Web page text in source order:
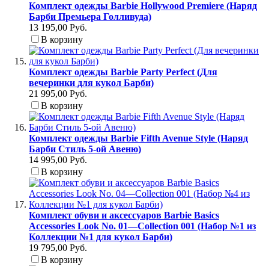
Комплект одежды Barbie Hollywood Premiere (Наряд
Барби Премьера Голливуда)
13 195,00 Руб.
В корзину
Комплект одежды Barbie Party Perfect (Для
вечеринки для кукол Барби)
21 995,00 Руб.
В корзину
Комплект одежды Barbie Fifth Avenue Style (Наряд
Барби Стиль 5-ой Авеню)
14 995,00 Руб.
В корзину
Комплект обуви и аксессуаров Barbie Basics
Accessories Look No. 01—Collection 001 (Набор №1 из
Коллекции №1 для кукол Барби)
19 795,00 Руб.
В корзину